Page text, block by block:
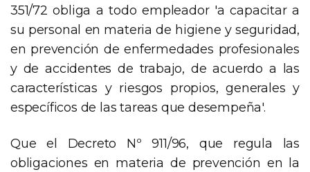
351/72 obliga a todo empleador 'a capacitar a
su personal en materia de higiene y seguridad,
en prevención de enfermedades profesionales
y de accidentes de trabajo, de acuerdo a las
características y riesgos propios, generales y
específicos de las tareas que desempeña'.
Que el Decreto Nº 911/96, que regula las
obligaciones en materia de prevención en la